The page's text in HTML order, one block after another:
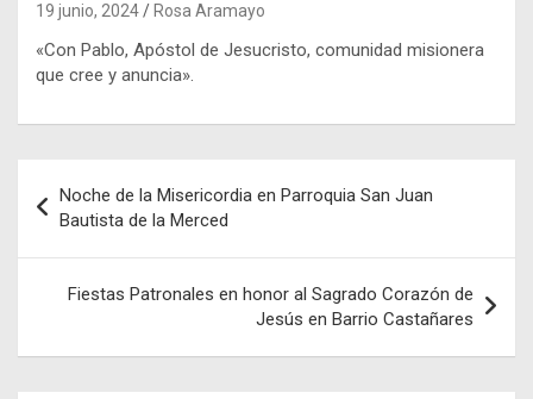
19 junio, 2024 Rosa Aramayo
«Con Pablo, Apóstol de Jesucristo, comunidad misionera
que cree y anuncia».
de
entradas
Noche de la Misericordia en Parroquia San Juan
Bautista de la Merced
Fiestas Patronales en honor al Sagrado Corazón de
Jesús en Barrio Castañares